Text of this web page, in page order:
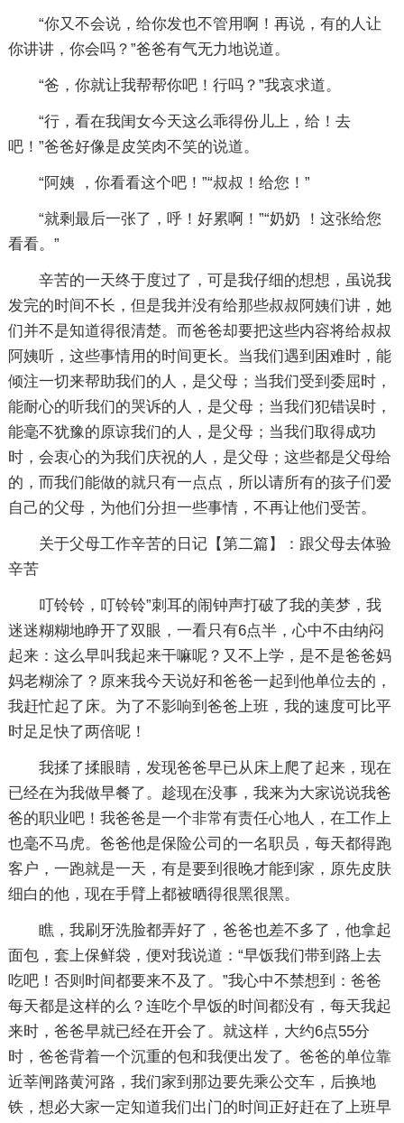
“你又不会说，给你发也不管用啊！再说，有的人让
你讲讲，你会吗？”爸爸有气无力地说道。
“爸，你就让我帮帮你吧！行吗？”我哀求道。
“行，看在我闺女今天这么乖得份儿上，给！去
吧！”爸爸好像是皮笑肉不笑的说道。
“阿姨 ，你看看这个吧！”“叔叔！给您！”
“就剩最后一张了，呼！好累啊！”“奶奶 ！这张给您
看看。”
辛苦的一天终于度过了，可是我仔细的想想，虽说我
发完的时间不长，但是我并没有给那些叔叔阿姨们讲，她
们并不是知道得很清楚。而爸爸却要把这些内容将给叔叔
阿姨听，这些事情用的时间更长。当我们遇到困难时，能
倾注一切来帮助我们的人，是父母；当我们受到委屈时，
能耐心的听我们的哭诉的人，是父母；当我们犯错误时，
能毫不犹豫的原谅我们的人，是父母；当我们取得成功
时，会衷心的为我们庆祝的人，是父母；这些都是父母给
的，而我们能做的就只有一点点，所以请所有的孩子们爱
自己的父母，为他们分担一些事情，不再让他们受苦。
关于父母工作辛苦的日记【第二篇】：跟父母去体验
辛苦
叮铃铃，叮铃铃”刺耳的闹钟声打破了我的美梦，我
迷迷糊糊地睁开了双眼，一看只有6点半，心中不由纳闷
起来：这么早叫我起来干嘛呢？又不上学，是不是爸爸妈
妈老糊涂了？原来我今天说好和爸爸一起到他单位去的，
我赶忙起了床。为了不影响到爸爸上班，我的速度可比平
时足足快了两倍呢！
我揉了揉眼睛，发现爸爸早已从床上爬了起来，现在
已经在为我做早餐了。趁现在没事，我来为大家说说我爸
爸的职业吧！我爸爸是一个非常有责任心地人，在工作上
也毫不马虎。爸爸他是保险公司的一名职员，每天都得跑
客户，一跑就是一天，有是要到很晚才能到家，原先皮肤
细白的他，现在手臂上都被晒得很黑很黑。
瞧，我刷牙洗脸都弄好了，爸爸也差不多了，他拿起
面包，套上保鲜袋，便对我说道：“早饭我们带到路上去
吃吧！否则时间都要来不及了。”我心中不禁想到：爸爸
每天都是这样的么？连吃个早饭的时间都没有，每天我起
来时，爸爸早就已经在开会了。就这样，大约6点55分
时，爸爸背着一个沉重的包和我便出发了。爸爸的单位靠
近莘闸路黄河路，我们家到那边要先乘公交车，后换地
铁，想必大家一定知道我们出门的时间正好赶在了上班早